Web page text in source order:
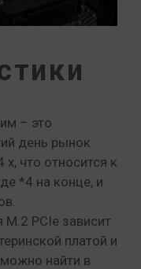
– это
день рынок
что относится к
*4 на конце, и
PCIe зависит
платой и
найти в